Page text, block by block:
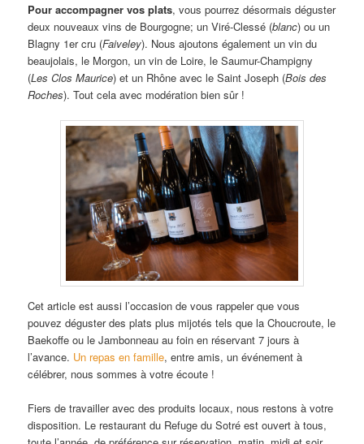
Pour accompagner vos plats, vous pourrez désormais déguster
deux nouveaux vins de Bourgogne; un Viré-Clessé (blanc) ou un
Blagny 1er cru (Faiveley). Nous ajoutons également un vin du
beaujolais, le Morgon, un vin de Loire, le Saumur-Champigny
(Les Clos Maurice) et un Rhône avec le Saint Joseph (Bois des
Roches). Tout cela avec modération bien sûr !
Cet article est aussi l’occasion de vous rappeler que vous
pouvez déguster des plats plus mijotés tels que la Choucroute, le
Baekoffe ou le Jambonneau au foin en réservant 7 jours à
l’avance. Un repas en famille, entre amis, un événement à
célébrer, nous sommes à votre écoute !
Fiers de travailler avec des produits locaux, nous restons à votre
disposition. Le restaurant du Refuge du Sotré est ouvert à tous,